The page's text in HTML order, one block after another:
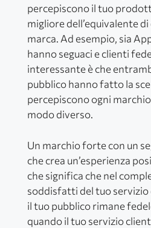
percepiscono il tuo
migliore dell’equivalente
marca. Ad esempio, sia
hanno seguaci e clienti
interessante è che
pubblico hanno fatto la
percepiscono ogni
modo diverso.
Un marchio forte con un
che crea un’esperienza
che significa che nel
soddisfatti del tuo
il tuo pubblico rimane
quando il tuo servizio